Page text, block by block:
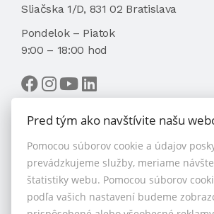
Sliačska 1/D, 831 02 Bratislava
Pondelok – Piatok
9:00 – 18:00 hod
VYBRAŤ MAKLÉRA
Pred tým ako navštívite našu
Pomocou súborov cookie a údajov
prevádzkujeme služby, meriame
štatistiky webu. Pomocou súborov
podľa vašich nastavení budeme